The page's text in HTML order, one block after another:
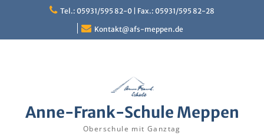
Tel.: 05931/595 82-0 | Fax.: 05931/595 82-28
Kontakt@afs-meppen.de
Anne-Frank-Schule Meppen
Oberschule mit Ganztag